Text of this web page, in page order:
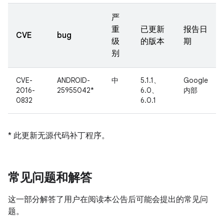
CVE bug
严
重
级
别
已更新
的版本
报告日
期
CVE-
2016-
0832
ANDROID-
25955042*
中
5.1.1、
6.0、
6.0.1
Google
内部
* 此更新无源代码补丁程序。
常见问题和解答
这一部分解答了用户在阅读本公告后可能会提出的常见问
题。